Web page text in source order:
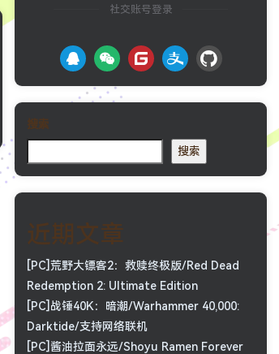
社交账号登录
搜索
搜索
近期文章
[PC]荒野大镖客2：救赎终极版/Red Dead
Redemption 2: Ultimate Edition
[PC]战锤40K：暗潮/Warhammer 40,000:
Darktide/支持网络联机
[PC]酱油拉面永远/Shoyu Ramen Forever